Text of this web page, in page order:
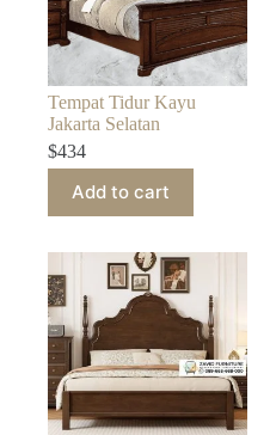
Tempat Tidur Kayu
Jakarta Selatan
$434
Add to cart